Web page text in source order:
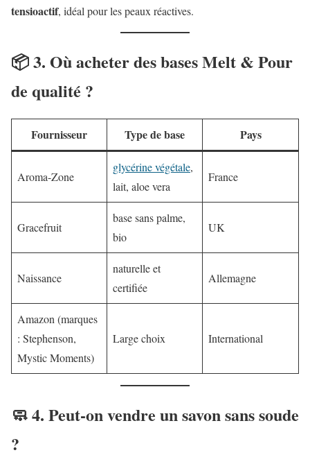
tensioactif, idéal pour les peaux réactives.
📦 3. Où acheter des bases Melt & Pour
de qualité ?
Fournisseur Type de base Pays
Aroma-Zone
glycérine végétale,
lait, aloe vera
France
Gracefruit
base sans palme,
bio
UK
Naissance
naturelle et
certifiée
Allemagne
Amazon (marques
: Stephenson,
Mystic Moments)
Large choix International
🧼 4. Peut-on vendre un savon sans soude
?